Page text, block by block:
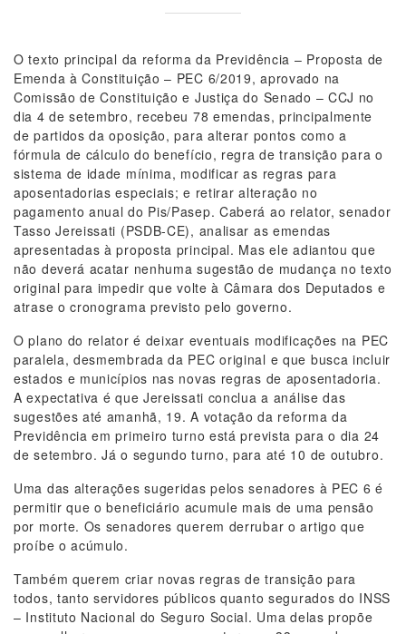
O texto principal da reforma da Previdência – Proposta de
Emenda à Constituição – PEC 6/2019, aprovado na
Comissão de Constituição e Justiça do Senado – CCJ no
dia 4 de setembro, recebeu 78 emendas, principalmente
de partidos da oposição, para alterar pontos como a
fórmula de cálculo do benefício, regra de transição para o
sistema de idade mínima, modificar as regras para
aposentadorias especiais; e retirar alteração no
pagamento anual do Pis/Pasep. Caberá ao relator, senador
Tasso Jereissati (PSDB-CE), analisar as emendas
apresentadas à proposta principal. Mas ele adiantou que
não deverá acatar nenhuma sugestão de mudança no texto
original para impedir que volte à Câmara dos Deputados e
atrase o cronograma previsto pelo governo.
O plano do relator é deixar eventuais modificações na PEC
paralela, desmembrada da PEC original e que busca incluir
estados e municípios nas novas regras de aposentadoria.
A expectativa é que Jereissati conclua a análise das
sugestões até amanhã, 19. A votação da reforma da
Previdência em primeiro turno está prevista para o dia 24
de setembro. Já o segundo turno, para até 10 de outubro.
Uma das alterações sugeridas pelos senadores à PEC 6 é
permitir que o beneficiário acumule mais de uma pensão
por morte. Os senadores querem derrubar o artigo que
proíbe o acúmulo.
Também querem criar novas regras de transição para
todos, tanto servidores públicos quanto segurados do INSS
– Instituto Nacional do Seguro Social. Uma delas propõe